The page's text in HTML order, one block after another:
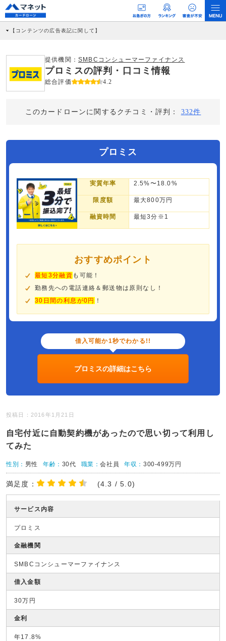
【コンテンツの広告表記に関して】
社に対して企業から紹介報酬が支払われるという収益モデルです。 ただし、特定の
商品を根拠なくPRするものではなく、当編集部の調査／ユーザーへの口コミ収集な
どに基づき、公平性を担保した情報提供を行っています。
>提携企業一覧
提供機関： SMBCコンシューマーファイナンス
プロミスの評判・口コミ情報
総合評価 4.2
このカードローンに関するクチコミ・評判： 332件
プロミス
実質年率 2.5%〜18.0%
限度額 最大800万円
融資時間 最短3分※1
おすすめポイント
最短3分融資 も可能！
勤務先への電話連絡＆郵送物は原則なし！
30日間の利息が0円
！
借入可能か1秒でわかる!!
プロミスの詳細はこちら
投稿日：2016年1月21日
自宅付近に自動契約機があったので思い切って利用し
てみた
性別： 男性 年齢： 30代 職業：会社員 年収：300-499万円
満足度： (4.3 / 5.0)
サービス内容
プロミス
金融機関
SMBCコンシューマーファイナンス
借入金額
30万円
金利
年17.8%